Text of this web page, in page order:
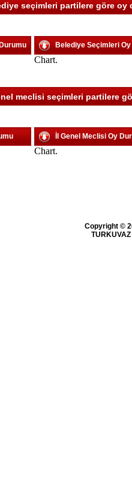
seçimleri partilere göre oy
Belediye Seçimleri
Chart.
meclisi seçimleri partilere
İl Genel Meclisi Oy
Chart.
Copyright ©